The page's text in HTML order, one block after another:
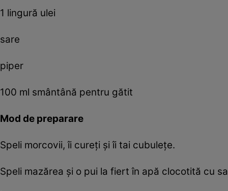
1 lingură ulei
sare
piper
100 ml smântână pentru gătit
Mod de preparare
Speli morcovii, îi cureți și îi tai cubulețe.
Speli mazărea și o pui la fiert în apă clocotită cu